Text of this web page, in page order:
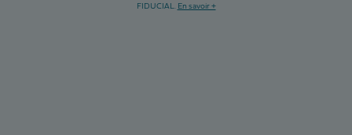
FIDUCIAL. En savoir +